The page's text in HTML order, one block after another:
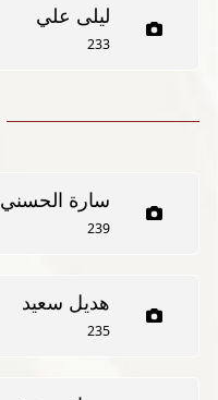
ليلى علي
233
سارة الحسني
239
هديل سعيد
235